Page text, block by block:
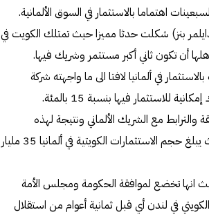
اهتماما بالاستثمار في السوق الألمانية.
الكويتية عام 1974 في شركة (دايلمر بنز) شكلت حدثا مميزا حيث تمتلك الكويت في
في ألمانيا لافتا الى ما واجهته شركة
فيها بنسبة 15 بالمئة.
مع الشريك الألماني ونتيجة لهذه
الستراتيجية أصبحنا أحد أكبر المستثمرين في ألمانيا حيث يبلغ حجم الاستثمارات الكويتية في ألمانيا 35 مليار
انها تخضع لموافقة الحكومة ومجلس الأمة
الاستثمار الكويتي في لندن أي قبل ثمانية أعوام من استقلال